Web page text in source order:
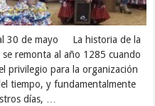
30 de mayo La historia de la
remonta al año 1285 cuando
privilegio para la organización
tiempo, y fundamentalmente
días, …